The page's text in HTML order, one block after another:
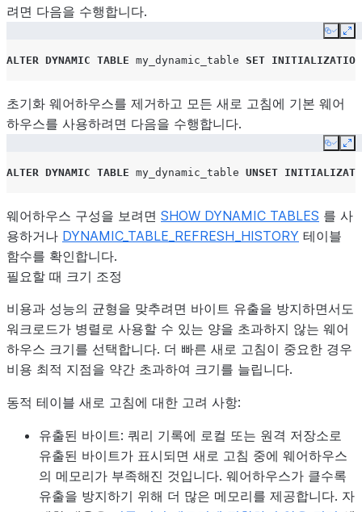
려면 다음을 수행합니다.
Copy
ALTER DYNAMIC TABLE my_dynamic_table SET
초기화 웨어하우스를 제거하고 모든 새로 고침에 기본 웨어
하우스를 사용하려면 다음을 수행합니다.
Copy
ALTER DYNAMIC TABLE my_dynamic_table UNSET
웨어하우스 구성을 보려면 SHOW DYNAMIC TABLES 를 사
용하거나 DYNAMIC_TABLE_REFRESH_HISTORY 테이블
함수를 확인합니다.
필요할 때 크기 조정
비용과 성능의 균형을 맞추려면 바이트 유출을 방지하면서도
워크로드가 병렬로 사용할 수 있는 양을 초과하지 않는 웨어
하우스 크기를 선택합니다. 더 빠른 새로 고침이 중요한 경우
비용 최적 지점을 약간 초과하여 크기를 늘립니다.
동적 테이블 새로 고침에 대한 고려 사항:
유출된 바이트: 쿼리 기록에 로컬 또는 원격 저장소로
유출된 바이트가 표시되면 새로 고침 중에 웨어하우스
의 메모리가 부족해진 것입니다. 웨어하우스가 클수록
유출을 방지하기 위해 더 많은 메모리를 제공합니다. 자